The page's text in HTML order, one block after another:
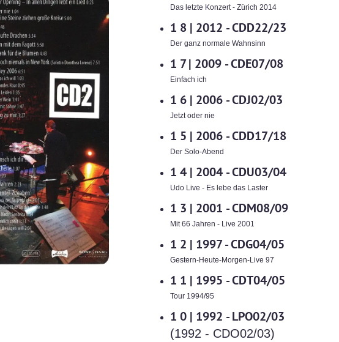
Das letzte Konzert - Zürich 2014
1 8 | 2012 - CDD22/23
Der ganz normale Wahnsinn
1 7 | 2009 - CDE07/08
Einfach ich
1 6 | 2006 - CDJ02/03
Jetzt oder nie
1 5 | 2006 - CDD17/18
Der Solo-Abend
1 4 | 2004 - CDU03/04
Udo Live - Es lebe das Laster
1 3 | 2001 - CDM08/09
Mit 66 Jahren - Live 2001
1 2 | 1997 - CDG04/05
Gestern-Heute-Morgen-Live 97
1 1 | 1995 - CDT04/05
Tour 1994/95
1 0 | 1992 - LPO02/03
(1992 - CDO02/03)